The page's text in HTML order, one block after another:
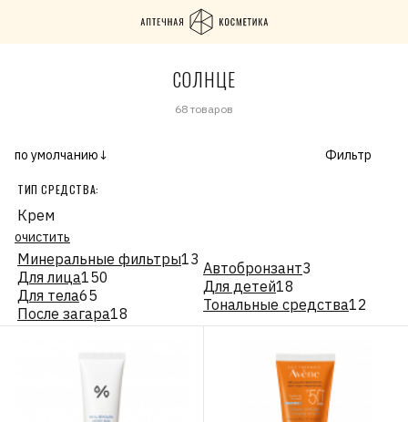
СОЛНЦЕ
68 товаров
по умолчанию↓ Фильтр
ТИП СРЕДСТВА:
Крем
очистить
Минеральные фильтры13
Для лица150
Для тела65
После загара18
Автобронзант3
Для детей18
Тональные средства12